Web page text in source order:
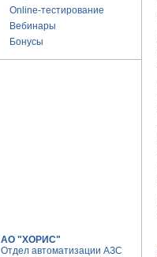
Online-тестирование
Вебинары
Бонусы
АО "ХОРИС"
Отдел автоматизации АЗС